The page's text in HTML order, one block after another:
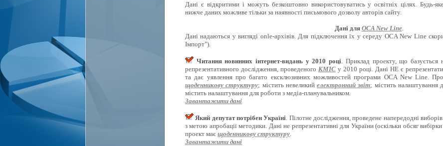
Дані є відкритими і можуть безкоштовно використовуватись у освітніх цілях. Будь-
нижче даних можливе тільки за наявності письмового дозволу авторів сайту.
Дані для OCA New Line.
Дані надаються у вигляді onle-архівів. Для підключення їх у середу OCA New Line
Імпорт").
Читання новинних інтернет-видань у 2010 році. Приклад проекту, що базується
репрезентативного дослідження, проведеного КМІС у 2010 році. Дані НЕ є
та дає уявлення про багато ексклюзивних можливостей програми OCA New Line.
щоденникову структуру; містить невеликий електронний звіт; містить налаштування
містить налаштування для роботи з медіа-планувальником.
Завантажити дані
Який депутат потрібен Україні. Пілотне дослідження, проведене напередодні
з метою апробації методики. Дані не репрезентативні для України (оскільки обсяг
проект має щоденникову структуру.
Завантажити дані